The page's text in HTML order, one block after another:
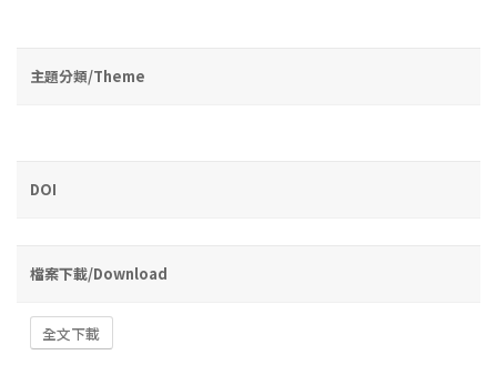
主題分類/Theme
DOI
檔案下載/Download
全文下載